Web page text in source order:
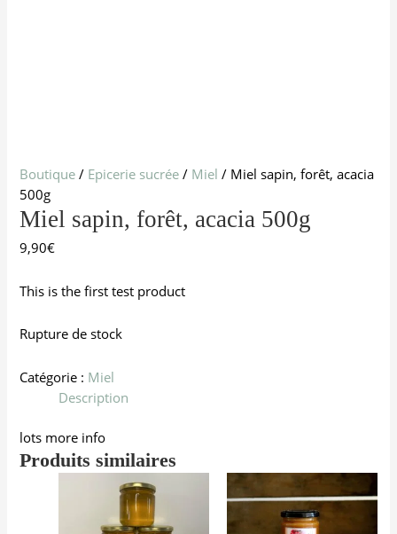
Boutique / Epicerie sucrée / Miel / Miel sapin, forêt, acacia
500g
Miel sapin, forêt, acacia 500g
9,90€
This is the first test product
Rupture de stock
Catégorie : Miel
Description
lots more info
Produits similaires